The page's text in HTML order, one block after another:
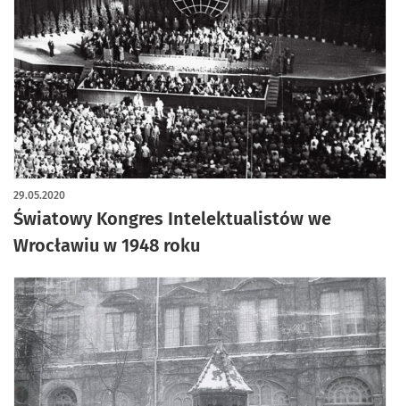
Światowy Kongres Intelektualistów we
Wrocławiu w 1948 roku
29.05.2020